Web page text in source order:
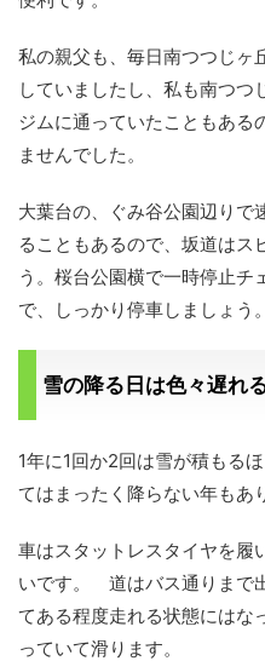
私の親父も、毎日南つつじヶ
していましたし、私も南つ
ジムに通っていたこともある
ませんでした。
大葉台の、ぐみ谷公園辺りで
ることもあるので、坂道はス
う。桜台公園横で一時停止チ
で、しっかり停車しましょう。
雪の降る日は色々遅れ
1年に1回か2回は雪が積もる
てはまったく降らない年もあ
車はスタットレスタイヤを履
いです。 道はバス通りまで
てある程度走れる状態にはな
っていて滑ります。